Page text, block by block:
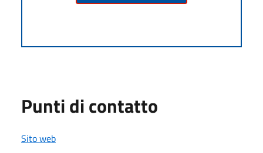
Punti di contatto
Sito web